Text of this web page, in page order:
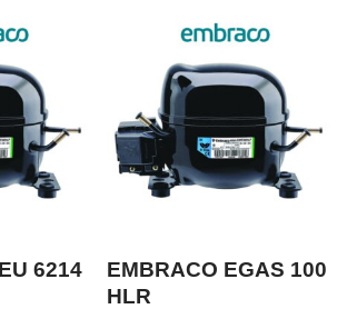
6214
EMBRACO EGAS 100
HLR